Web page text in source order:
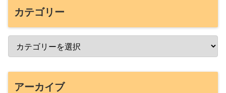
カテゴリー
アーカイブ